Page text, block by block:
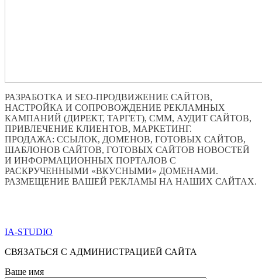
РАЗРАБОТКА И SEO-ПРОДВИЖЕНИЕ САЙТОВ,
НАСТРОЙКА И СОПРОВОЖДЕНИЕ РЕКЛАМНЫХ
КАМПАНИЙ (ДИРЕКТ, ТАРГЕТ), СММ, АУДИТ САЙТОВ,
ПРИВЛЕЧЕНИЕ КЛИЕНТОВ, МАРКЕТИНГ.
ПРОДАЖА: ССЫЛОК, ДОМЕНОВ, ГОТОВЫХ САЙТОВ,
ШАБЛОНОВ САЙТОВ, ГОТОВЫХ САЙТОВ НОВОСТЕЙ
И ИНФОРМАЦИОННЫХ ПОРТАЛОВ С
РАСКРУЧЕННЫМИ «ВКУСНЫМИ» ДОМЕНАМИ.
РАЗМЕЩЕНИЕ ВАШЕЙ РЕКЛАМЫ НА НАШИХ САЙТАХ.
IA-STUDIO
СВЯЗАТЬСЯ С АДМИНИСТРАЦИЕЙ САЙТА
Ваше имя